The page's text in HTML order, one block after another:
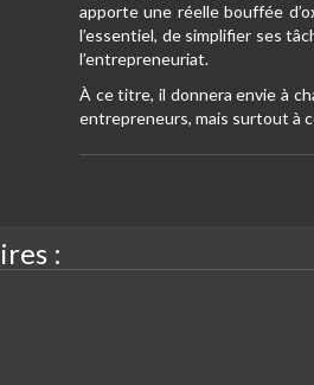
apporte une réelle bouffée
l’essentiel, de simplifier ses
l’entrepreneuriat.
À ce titre, il donnera envie à
entrepreneurs, mais surtout à
: